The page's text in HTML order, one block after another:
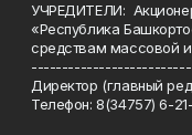
УЧРЕДИТЕЛИ:
«Республика
средствам массовой
Директор (главный
Телефон: 8(34757) 6-